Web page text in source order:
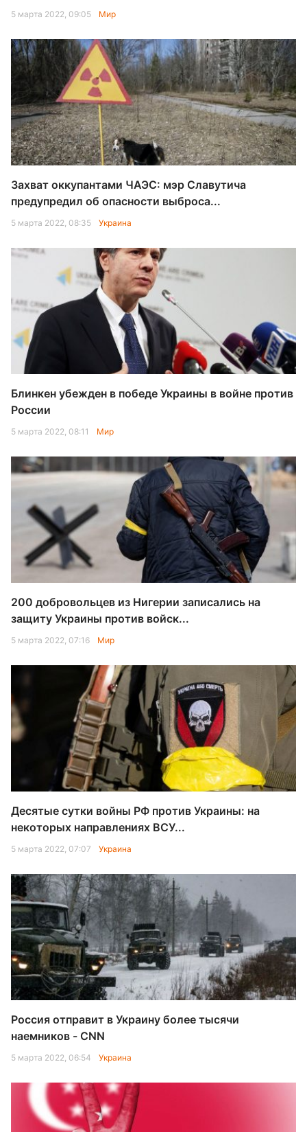
5 марта 2022, 09:05 Мир
Захват оккупантами ЧАЭС: мэр Славутича
предупредил об опасности выброса...
5 марта 2022, 08:35 Украина
Блинкен убежден в победе Украины в войне против
России
5 марта 2022, 08:11 Мир
200 добровольцев из Нигерии записались на
защиту Украины против войск...
5 марта 2022, 07:16 Мир
Десятые сутки войны РФ против Украины: на
некоторых направлениях ВСУ...
5 марта 2022, 07:07 Украина
Россия отправит в Украину более тысячи
наемников - CNN
5 марта 2022, 06:54 Украина